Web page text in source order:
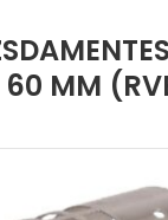
60 MM